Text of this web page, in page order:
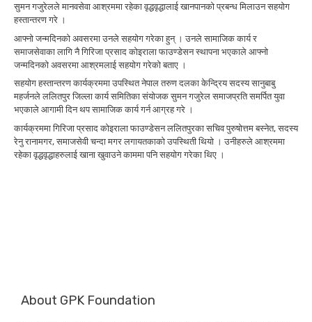
सुमन गजुरेलले मानवसेवा आश्रममा रहेका वृद्धवृद्धालाई खानपानको प्रबन्ध मिलाउन सहयोग
हस्तान्तरण गरे ।
आफ्नो जन्मदिनको अवसरमा उनले सहयोग गरेका हुन् । उनले सामाजिक कार्य र
समाजसेवाका लागि नै गिरिजा प्रसाद कोइराला फाउण्डेसन स्थापना भएकाले आफ्नो
जन्मदिनको अवसरमा आश्रमलाई सहयोग गरेको बताए ।
सहयोग हस्तान्तरण कार्यक्रममा उपस्थित नेपाल तरुण दलका केन्द्रिय सदस्य सानुबाबु
महर्जनले ललितपुर जिल्ला कार्य समितिका संयोजक सुमन गजुरेल समाजप्रति समर्पित युवा
भएकाले आगामी दिन थप सामाजिक कार्य गर्न आग्रह गरे ।
कार्यक्रममा गिरिजा प्रसाद कोइराला फाउण्डेसन ललितपुरका सचिव पुरुषोत्तम बस्नेत, सदस्य
रेनु रानामगर, समाजसेवी चन्दा मगर लगायतकाको उपस्थिती थियो । उनीहरुले आश्रममा
रहेका वृद्धवृद्धाहरुलाई खाना खुवाउने काममा पनि सहयोग गरेका थिए ।
About GPK Foundation